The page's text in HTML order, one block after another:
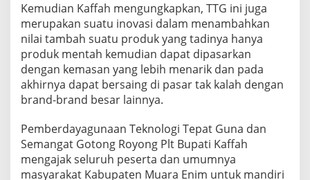
Kemudian Kaffah mengungkapkan, TTG ini juga
merupakan suatu inovasi dalam menambahkan
nilai tambah suatu produk yang tadinya hanya
produk mentah kemudian dapat dipasarkan
dengan kemasan yang lebih menarik dan pada
akhirnya dapat bersaing di pasar tak kalah dengan
brand-brand besar lainnya.
Pemberdayagunaan Teknologi Tepat Guna dan
Semangat Gotong Royong Plt Bupati Kaffah
mengajak seluruh peserta dan umumnya
masyarakat Kabupaten Muara Enim untuk mandiri